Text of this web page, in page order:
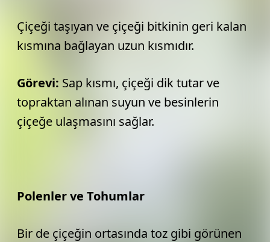
Çiçeği taşıyan ve çiçeği bitkinin geri kalan
kısmına bağlayan uzun kısmıdır.
Görevi: Sap kısmı, çiçeği dik tutar ve
topraktan alınan suyun ve besinlerin
çiçeğe ulaşmasını sağlar.
Polenler ve Tohumlar
Bir de çiçeğin ortasında toz gibi görünen